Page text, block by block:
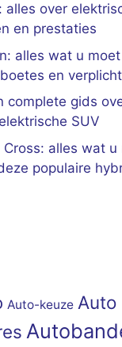
alles over
en prestaties
alles wat u
en
complete gids
SUV
Cross: alles wat u
populaire
Auto-keuze Auto